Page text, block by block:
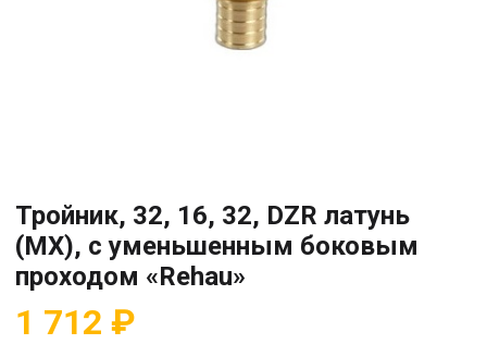
Тройник, 32, 16, 32, DZR латунь
(MX), с уменьшенным боковым
проходом «Rehau»
1 712 ₽